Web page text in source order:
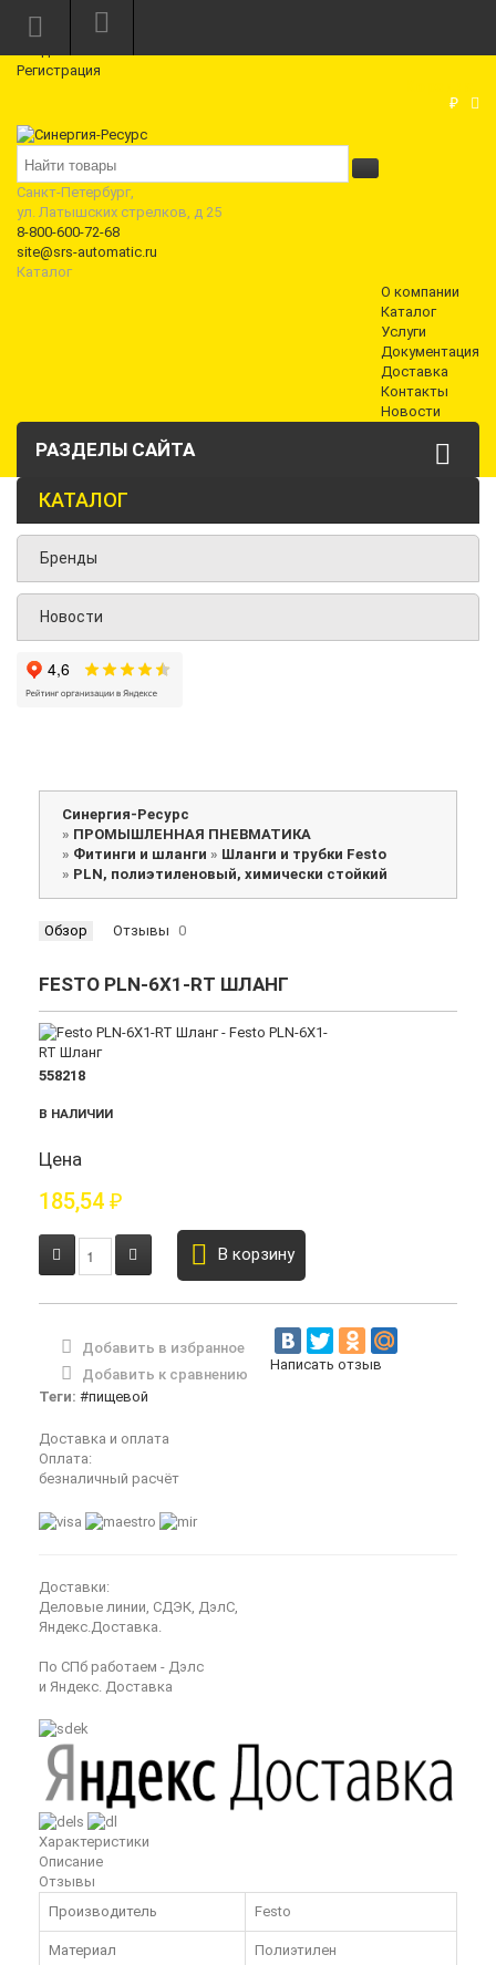
Режим работы: Пн—Пт: 10:00—18:00
Регистрация
₽
Санкт-Петербург,
ул. Латышских стрелков, д 25
8-800-600-72-68
site@srs-automatic.ru
Каталог
О компании
Каталог
Услуги
Документация
Доставка
Контакты
Новости
РАЗДЕЛЫ САЙТА
КАТАЛОГ
Бренды
Новости
Синергия-Ресурс
» ПРОМЫШЛЕННАЯ ПНЕВМАТИКА
» Фитинги и шланги » Шланги и трубки Festo
» PLN, полиэтиленовый, химически стойкий
Обзор Отзывы 0
FESTO PLN-6X1-RT ШЛАНГ
558218
В НАЛИЧИИ
Цена
185,54 ₽
В корзину
Добавить в избранное
Добавить к сравнению
Написать отзыв
Теги: #пищевой
Доставка и оплата
Оплата:
безналичный расчёт
Доставки:
Деловые линии, СДЭК, ДэлС,
Яндекс.Доставка.
По СПб работаем - Дэлс
и Яндекс. Доставка
Характеристики
Описание
Отзывы
Производитель
Festo
Материал Полиэтилен